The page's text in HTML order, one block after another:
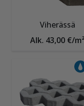
Viherässä
Alk. 43,00 €/m²